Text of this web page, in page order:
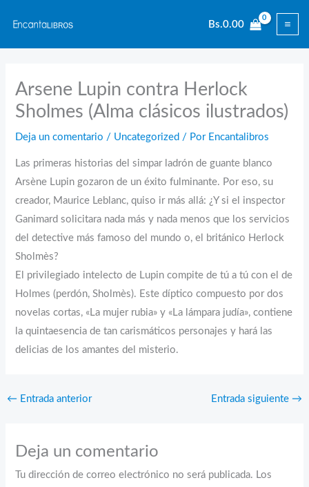
contenido
Bs.0.00
Arsene Lupin contra Herlock
Sholmes (Alma clásicos ilustrados)
Deja un comentario / Uncategorized / Por Encantalibros
Las primeras historias del simpar ladrón de guante blanco
Arsène Lupin gozaron de un éxito fulminante. Por eso, su
creador, Maurice Leblanc, quiso ir más allá: ¿Y si el inspector
Ganimard solicitara nada más y nada menos que los servicios
del detective más famoso del mundo o, el británico Herlock
Sholmès?
El privilegiado intelecto de Lupin compite de tú a tú con el de
Holmes (perdón, Sholmès). Este díptico compuesto por dos
novelas cortas, «La mujer rubia» y «La lámpara judía», contiene
la quintaesencia de tan carismáticos personajes y hará las
delicias de los amantes del misterio.
← Entrada anterior Entrada siguiente →
Deja un comentario
Tu dirección de correo electrónico no será publicada. Los